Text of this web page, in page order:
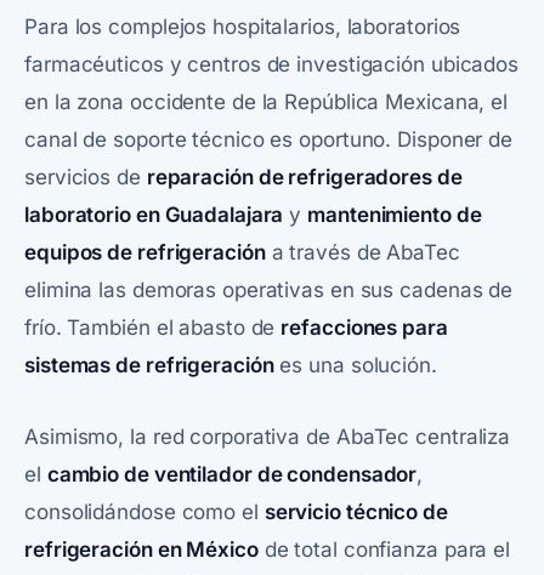
Para los complejos hospitalarios, laboratorios
farmacéuticos y centros de investigación ubicados
en la zona occidente de la República Mexicana, el
canal de soporte técnico es oportuno. Disponer de
servicios de reparación de refrigeradoresde
laboratorio en Guadalajara y mantenimiento de
equipos de refrigeracióna través de AbaTec
elimina las demoras operativas en sus cadenas de
frío. También el abasto de refacciones para
sistemas de refrigeraciónes una solución.
Asimismo, la red corporativa de AbaTec centraliza
el cambio de ventilador de condensador,
consolidándose como el servicio técnico de
refrigeración en Méxicode total confianza para el